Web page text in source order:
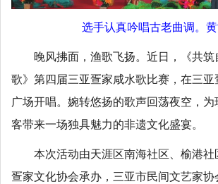
选手认真吟唱古老曲调。
晚风拂面，渔歌飞扬。近日，《共筑
歌》第四届三亚疍家咸水歌比赛，在三
广场开唱。婉转悠扬的歌声回荡夜空，
客带来一场独具魅力的非遗文化盛宴。
本次活动由天涯区南海社区、榆港社
疍家文化协会承办，三亚市民间文艺家协